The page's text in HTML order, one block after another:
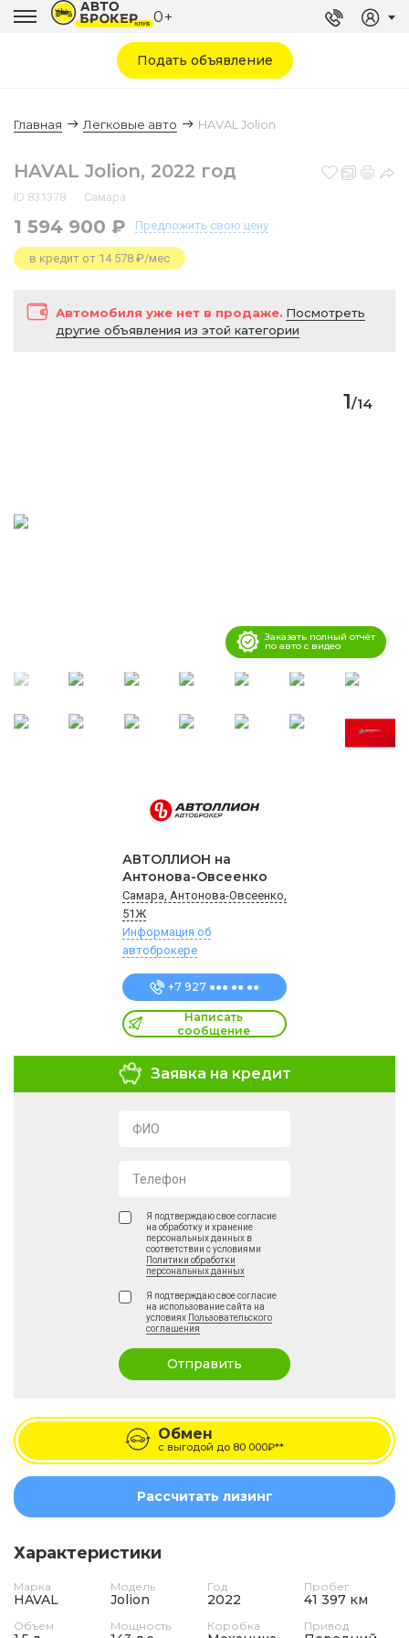
0+
Подать объявление
Главная Легковые авто HAVAL Jolion
HAVAL Jolion, 2022 год
ID 831378 Самара
1 594 900 ₽ Предложить свою цену
в кредит от 14 578 ₽/мес
Автомобиля уже нет в продаже. Посмотреть
другие объявления из этой категории
Заказать полный отчёт
по авто с видео
1/14
АВТОЛЛИОН на
Антонова-Овсеенко
Самара, Антонова-Овсеенко,
51Ж
Информация об
автоброкере
+7 927 ●●● ●● ●●
Написать
сообщение
Заявка на кредит
ФИО
Телефон
Я подтверждаю свое согласие
на обработку и хранение
персональных данных в
соответствии с условиями
Политики обработки
персональных данных
Я подтверждаю свое согласие
на использование сайта на
условиях Пользовательского
соглашения
Отправить
Обмен
с выгодой до 80 000₽**
Рассчитать лизинг
Характеристики
Марка
HAVAL
Модель
Jolion
Год
2022
Пробег
41 397 км
Объем Мощность Коробка Привод